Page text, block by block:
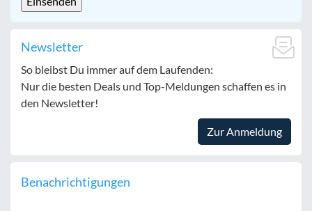
Newsletter
So bleibst Du immer auf dem Laufenden:
Nur die besten Deals und Top-Meldungen schaffen es in
den Newsletter!
Zur Anmeldung
Benachrichtigungen